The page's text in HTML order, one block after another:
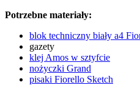
Potrzebne materiały:
blok techniczny biały a4
gazety
klej Amos w sztyfcie
nożyczki Grand
pisaki Fiorello Sketch